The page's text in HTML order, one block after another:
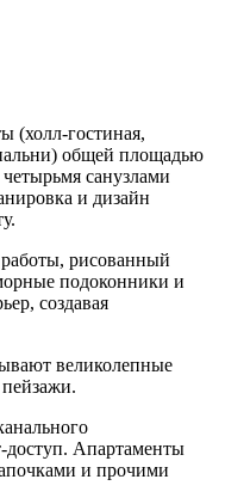
(холл-гостиная,
общей площадью
санузлами
и дизайн
рисованный
подоконники и
создавая
великолепные
доступ. Апартаменты
и прочими